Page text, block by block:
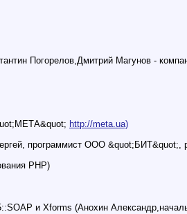
Погорелов,Дмитрий Магунов -
http://meta.ua)
программист ООО &quot;БИТ&quot;,
PHP)
и Xforms (Анохин